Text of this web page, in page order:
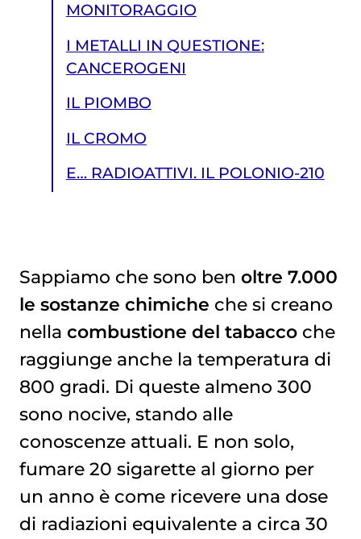
MONITORAGGIO
I METALLI IN QUESTIONE:
CANCEROGENI
IL PIOMBO
IL CROMO
E… RADIOATTIVI. IL POLONIO-210
Sappiamo che sono ben oltre 7.000
le sostanze chimiche che si creano
nella combustione del tabaccoche
raggiunge anche la temperatura di
800 gradi. Di queste almeno 300
sono nocive, stando alle
conoscenze attuali. E non solo,
fumare 20 sigarette al giorno per
un anno è come ricevere una dose
di radiazioni equivalente a circa 30